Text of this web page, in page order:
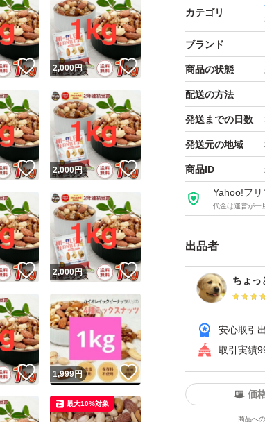
香ばしさと新
ッツ使用、油
来の味わい。サ
発送は商品を
ポストにて発送
【カテゴリ】ミ
【商品の状態
【内容量】１ｋ
クピーナッツ
【保存方法】
食塩不使用
カテゴリ
ブランド
商品の状態
配送の方法
発送までの日数
発送元の地域
商品ID
Yahoo!フ
代金は運営が一
出品者
ちょっ
安心取引
取引実績
価
商品へ
いいね！
2,000円 いいね！
いいね！
2,000円 いいね！
いいね！
2,000円 いいね！
いいね！
1,999円 いいね！
最大10%対象